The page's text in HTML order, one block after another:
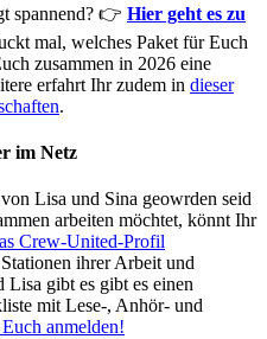
spannend? 👉 Hier geht es zu
mal, welches Paket für Euch
zusammen in 2026 eine
erfahrt Ihr zudem in dieser
.
im Netz
Lisa und Sina geowrden seid
arbeiten möchtet, könnt Ihr
Crew-United-Profil
ihrer Arbeit und
gibt es gibt es einen
mit Lese-, Anhör- und
anmelden!